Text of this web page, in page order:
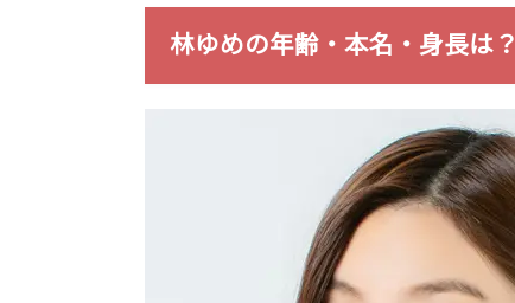
林ゆめの年齢・本名・身長は？